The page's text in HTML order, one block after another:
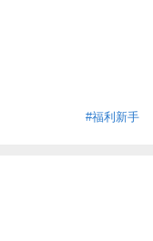
#福利新手